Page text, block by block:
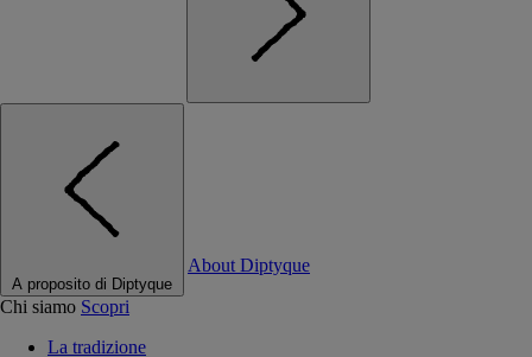
A proposito di Diptyque
About Diptyque
Chi siamo Scopri
La tradizione